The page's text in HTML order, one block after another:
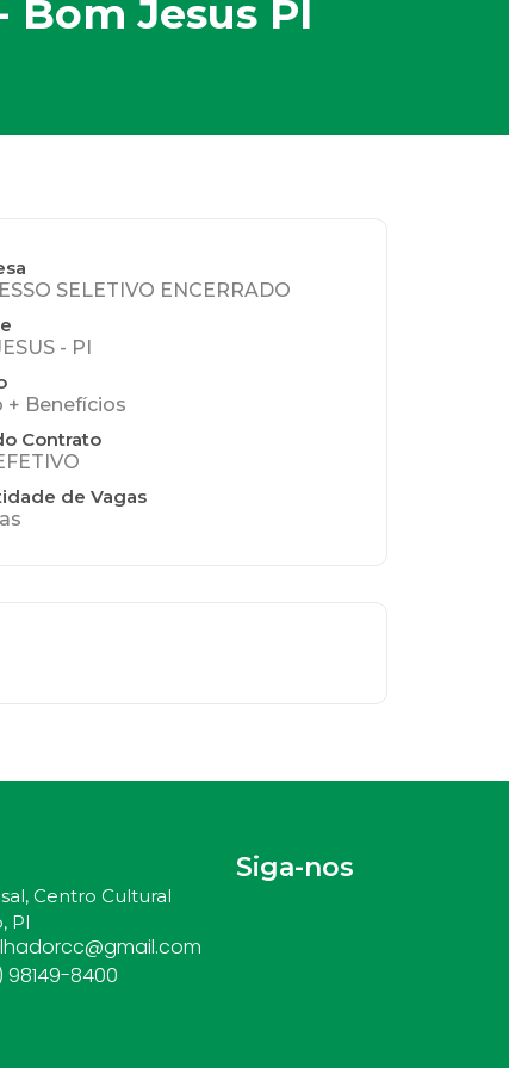
Bom Jesus PI
SELETIVO ENCERRADO
- PI
+ Benefícios
Contrato
de Vagas
Centro Cultural
PI
98149-8400
Siga-nos